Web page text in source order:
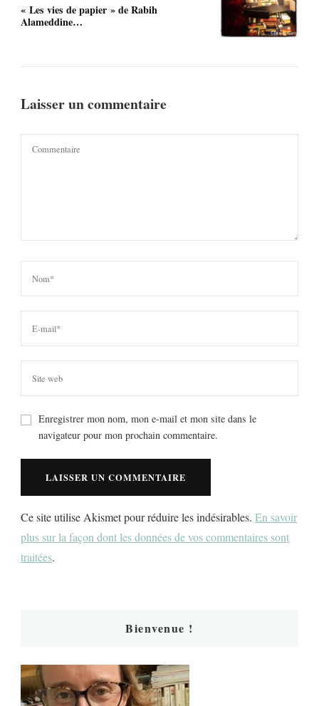
« Les vies de papier » de Rabih
Alameddine…
Laisser un commentaire
Enregistrer mon nom, mon e-mail et mon site dans le
navigateur pour mon prochain commentaire.
Ce site utilise Akismet pour réduire les indésirables. En savoir
plus sur la façon dont les données de vos commentaires sont
traitées.
Bienvenue !